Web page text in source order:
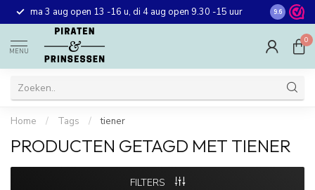
ma 3 aug open 13 -16 u, di 4 aug open 9.30 -15 uur Gratis
winkel in
9.6
MENU
0
Home / Tags / tiener
PRODUCTEN GETAGD MET TIENER
FILTERS